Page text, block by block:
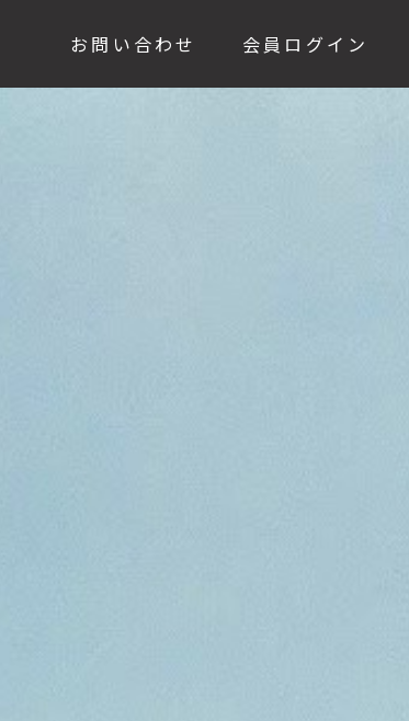
お問い合わせ 会員ログイン